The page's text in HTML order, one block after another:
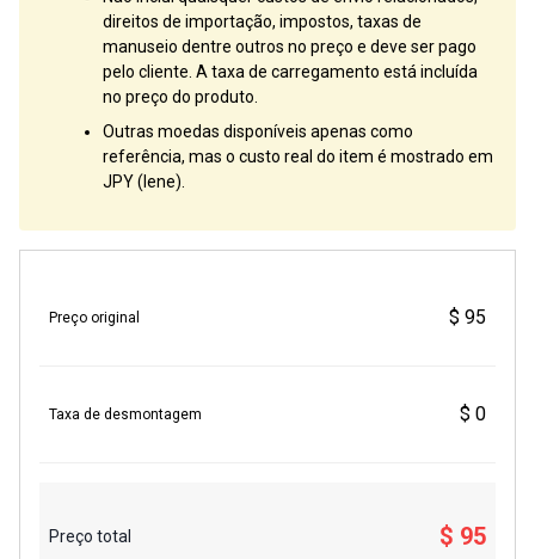
direitos de importação, impostos, taxas de
manuseio dentre outros no preço e deve ser pago
pelo cliente. A taxa de carregamento está incluída
no preço do produto.
Outras moedas disponíveis apenas como
referência, mas o custo real do item é mostrado em
JPY (Iene).
Preço original $ 95
Taxa de desmontagem $ 0
Preço total $ 95